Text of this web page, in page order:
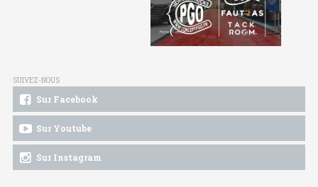
SUIVEZ-NOUS
Sur Facebook
Sur Youtube
Sur Instagram